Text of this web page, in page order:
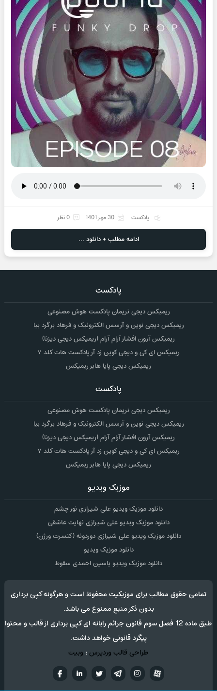
پادکست 30 مهر 1401 0 نظر
ادامه مطلب + دانلود ...
پادکست
ریمیکس دیجی نریمان پادکست هوش مصنوعی
ریمیکس دیجی نوین و آرسس الکترونیک و فرهاد برگرد بیا
ریمیکس آرون افشار آرام آرام (ریمیکس دیجی دیزنا)
ریمیکس ای کی و دیجی کوین زد آر پادکست هات کلد ۷
ریمیکس دیجی پایا هابر ریمیکس
پادکست
ریمیکس دیجی نریمان پادکست هوش مصنوعی
ریمیکس دیجی نوین و آرسس الکترونیک و فرهاد برگرد بیا
ریمیکس آرون افشار آرام آرام (ریمیکس دیجی دیزنا)
ریمیکس ای کی و دیجی کوین زد آر پادکست هات کلد ۷
ریمیکس دیجی پایا هابر ریمیکس
موزیک ویدیو
دانلود موزیک ویدیو علی شیرازی نور چشم
دانلود موزیک ویدیو علی شیرازی نهایت عاشقی
دانلود موزیک ویدیو علی شیرازی دوردونه (کنسرت ورژن)
دانلود موزیک ویدیو
دانلود موزیک ویدیو یاسین احمدی سقوط
تمامی حقوق مطالب برای موزیکیت محفوظ است و هرگونه کپی برداری
بدون ذکر منبع ممنوع می باشد.
طبق ماده 12 فصل سوم قانون جرائم رایانه ای کپی برداری از قالب و محتوا
پیگرد قانونی خواهد داشت.
طراحی قالب وردپرس: وبیت
تويترتلگراماینستاگرام آپارات